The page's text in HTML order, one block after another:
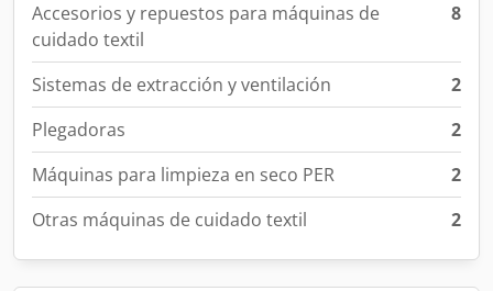
Accesorios y repuestos para máquinas de
cuidado textil
8
Sistemas de extracción y ventilación
2
Plegadoras
2
Máquinas para limpieza en seco PER
2
Otras máquinas de cuidado textil
2